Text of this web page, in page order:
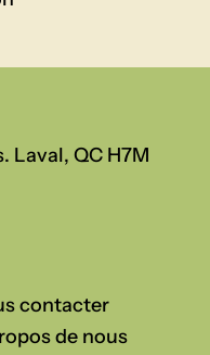
Laval, QC H7M
contacter
de nous